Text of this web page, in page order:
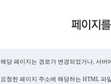
해당 페이지는 경로가 변경되었거나, 서
요청한 페이지 주소에 해당하는 HTML 파